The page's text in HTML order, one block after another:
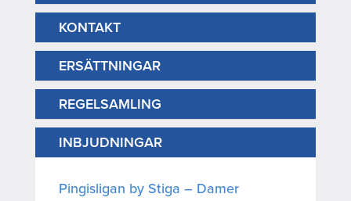
KONTAKT
ERSÄTTNINGAR
REGELSAMLING
INBJUDNINGAR
Pingisligan by Stiga – Damer